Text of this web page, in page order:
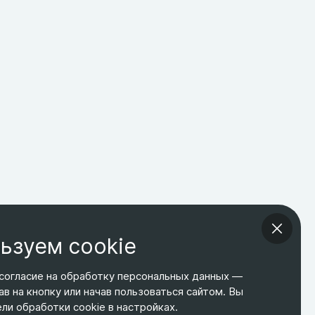
ТЕЛЕФОН
+7 495 266-65-67
ЭЛ. ПОЧТА
shop@relines.ru
АДРЕС
Москва, Гаражная 8
cookie
на обработку персональных данных —
на кнопку или начав пользоваться сайтом. Вы
обработки cookie в настройках.